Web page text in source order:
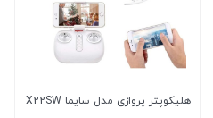
هلیکوپتر پروازی مدل سایما X22SW